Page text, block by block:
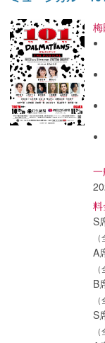
一
料
S
A
B
S